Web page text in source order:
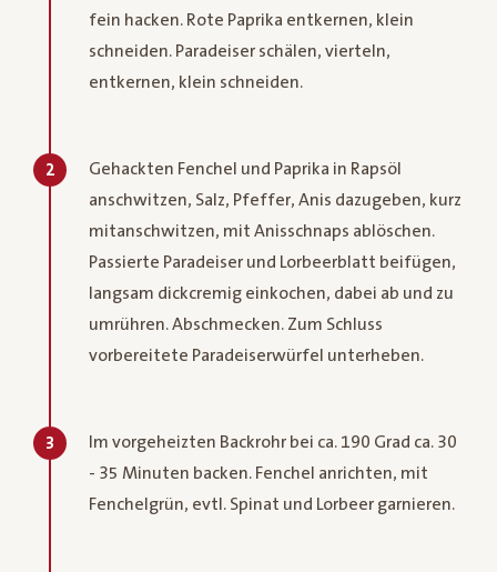
fein hacken. Rote Paprika entkernen, klein
schneiden. Paradeiser schälen, vierteln,
entkernen, klein schneiden.
2
Gehackten Fenchel und Paprika in Rapsöl
anschwitzen, Salz, Pfeffer, Anis dazugeben, kurz
mitanschwitzen, mit Anisschnaps ablöschen.
Passierte Paradeiser und Lorbeerblatt beifügen,
langsam dickcremig einkochen, dabei ab und zu
umrühren. Abschmecken. Zum Schluss
vorbereitete Paradeiserwürfel unterheben.
3
Im vorgeheizten Backrohr bei ca. 190 Grad ca. 30
- 35 Minuten backen. Fenchel anrichten, mit
Fenchelgrün, evtl. Spinat und Lorbeer garnieren.